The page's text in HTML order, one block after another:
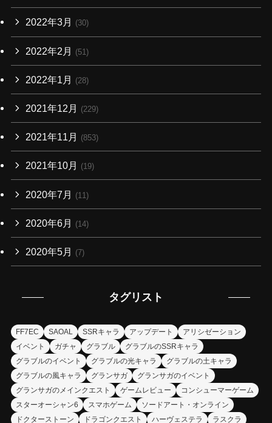
2022年3月 (30)
2022年2月 (51)
2022年1月 (28)
2021年12月 (229)
2021年11月 (853)
2021年10月 (19)
2020年7月 (11)
2020年6月 (14)
2020年5月 (7)
タグリスト
FF7EC SAOAL SSRキャラ アップデート
アリシゼーション
イベント
ガチャ グラブル
グラブルのSSRキャラ
グラブルのイベント
グラブルの光キャラ
グラブルの土キャラ
グラブルの風キャラ
グランサガ
グランサガのイベント
グランサガのメインクエスト
ゲームレビュー
コンシューマーゲーム
スターオーシャン6
スマホゲーム
ソードアート・オンライン
ドクターストーン
ドラゴンクエスト ハーヴェステラ ラスクラ